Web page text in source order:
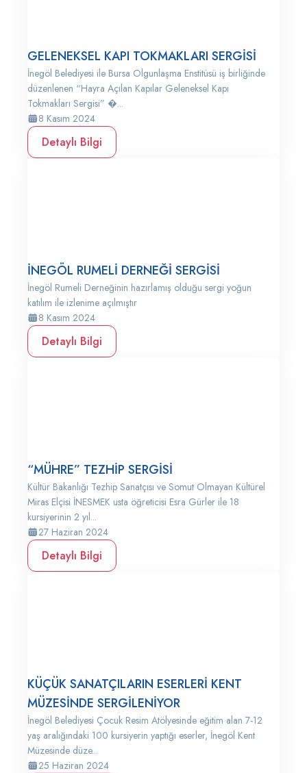
GELENEKSEL KAPI TOKMAKLARI SERGİSİ
İnegöl Belediyesi ile Bursa Olgunlaşma Enstitüsü iş birliğinde
düzenlenen “Hayra Açılan Kapılar Geleneksel Kapı
Tokmakları Sergisi” �...
8 Kasım 2024
Detaylı Bilgi
İNEGÖL RUMELİ DERNEĞİ SERGİSİ
İnegöl Rumeli Derneğinin hazırlamış olduğu sergi yoğun
katılım ile izlenime açılmıştır
8 Kasım 2024
Detaylı Bilgi
“MÜHRE” TEZHİP SERGİSİ
Kültür Bakanlığı Tezhip Sanatçısı ve Somut Olmayan Kültürel
Miras Elçisi İNESMEK usta öğreticisi Esra Gürler ile 18
kursiyerinin 2 yıl...
27 Haziran 2024
Detaylı Bilgi
KÜÇÜK SANATÇILARIN ESERLERİ KENT
MÜZESİNDE SERGİLENİYOR
İnegöl Belediyesi Çocuk Resim Atölyesinde eğitim alan 7-12
yaş aralığındaki 100 kursiyerin yaptığı eserler, İnegöl Kent
Müzesinde düze...
25 Haziran 2024